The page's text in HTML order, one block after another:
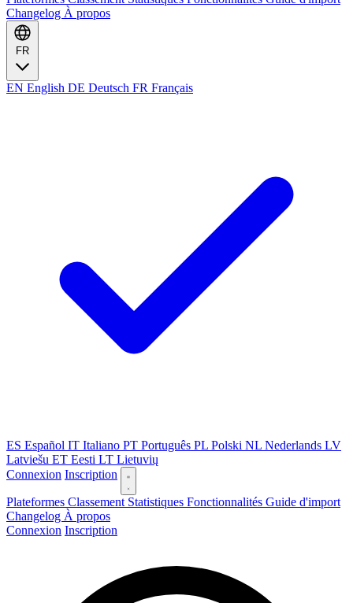
Changelog À propos
FR
EN English DE Deutsch FR Français
ES Español IT Italiano PT Português PL Polski NL Nederlands LV
Latviešu ET Eesti LT Lietuvių
Connexion Inscription
Plateformes Classement Statistiques Fonctionnalités Guide d'import
Changelog À propos
Connexion Inscription